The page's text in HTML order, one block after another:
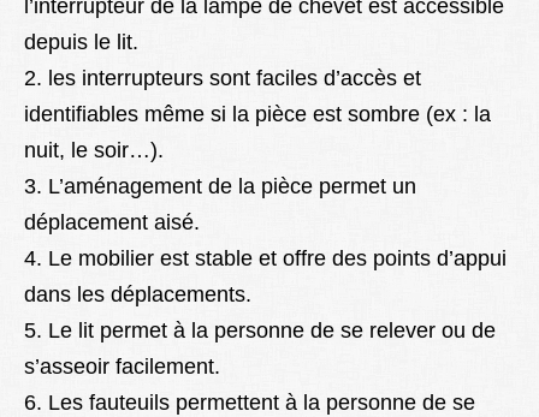
l’interrupteur de la lampe de chevet est accessible
depuis le lit.
2. les interrupteurs sont faciles d’accès et
identifiables même si la pièce est sombre (ex : la
nuit, le soir…).
3. L’aménagement de la pièce permet un
déplacement aisé.
4. Le mobilier est stable et offre des points d’appui
dans les déplacements.
5. Le lit permet à la personne de se relever ou de
s’asseoir facilement.
6. Les fauteuils permettent à la personne de se